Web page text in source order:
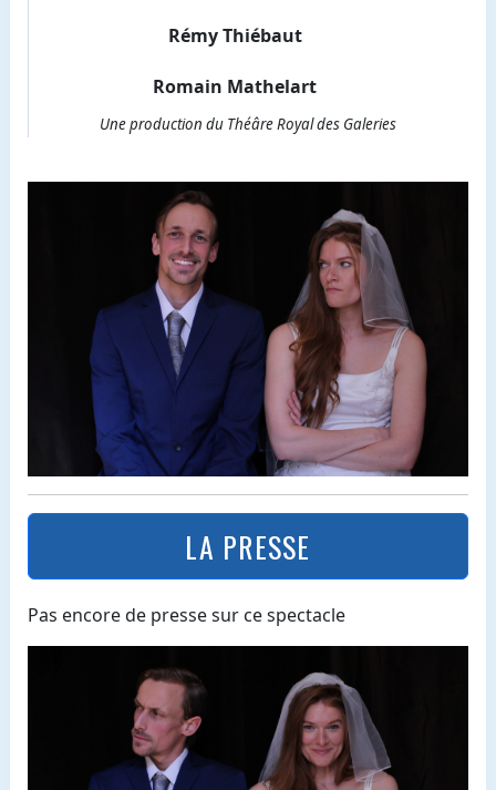
Rémy Thiébaut
Romain Mathelart
Une production du Théâre Royal des Galeries
LA PRESSE
Pas encore de presse sur ce spectacle